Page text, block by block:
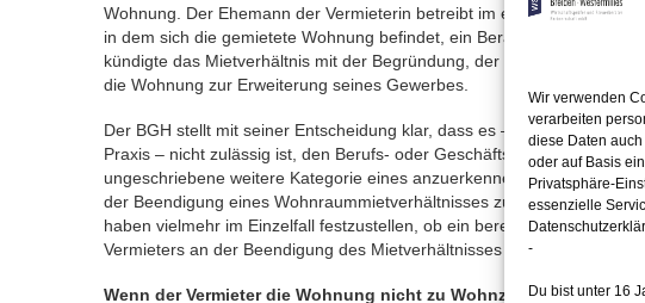
Wir verwenden
verarbeiten
diese Daten
oder auf Basis
Privatsphäre-
essenzielle
-
Du bist unter 16
Wohnung. Der Ehemann der Vermieterin betreibt im ersten Geschoss
in dem sich die gemietete Wohnung befindet, ein
kündigte das Mietverhältnis mit der Begründung, der Ehemann benötige
die Wohnung zur Erweiterung seines Gewerbes.
Der BGH stellt mit seiner Entscheidung klar, dass es – entgegen einer
Praxis – nicht zulässig ist, den Berufs- oder Geschäftsbedarf als
ungeschriebene weitere Kategorie eines anzuerkennenden
der Beendigung eines Wohnraummietverhältnisses zu behandeln. Die
haben vielmehr im Einzelfall festzustellen, ob ein berechtigtes Interesse
Vermieters an der Beendigung des Mietverhältnisses besteht.
Wenn der Vermieter die Wohnung nicht zu Wohnzwecken